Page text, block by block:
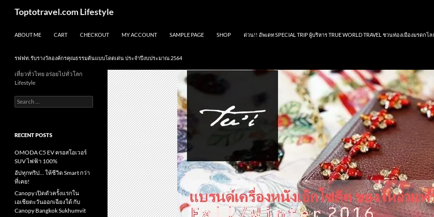
Toptotravel.com Lifestyle
ABOUT ME CART CHECKOUT MY ACCOUNT SAMPLE PAGE SHOP ด่วน!! อัพเดท SPECIAL TRIP ผู้บริหาร TRUE WORLD TRAVEL ชวนท่องเมืองมรดกโล
รฟฟท. รับรางวัลองค์กรคุณธรรมต้นแบบโดดเด่น ประจำปีงบประมาณ 2564
เที่ยวทั่วไทย อร่อยไปทั่วโลก
Lifestyle
Search
for:
RECENT POSTS
OMODA C5 EV ครอสโอเวอร์
SUV ไฟฟ้า 100%
อัปทุกทริป… ให้ชีวิต Smart กว่า
ที่เคย!
Canopy เปิดตัวครั้งแรกใน
เอเชียตะวันออกเฉียงใต้ กับ
Canopy Bangkok Sukhumvit